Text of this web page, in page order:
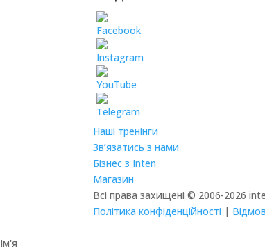
Наші тренінги
Зв’язатись з нами
Бізнес з Inten
Магазин
Всі права захищені © 2006-2026
Політика конфіденційності |
Ім'я